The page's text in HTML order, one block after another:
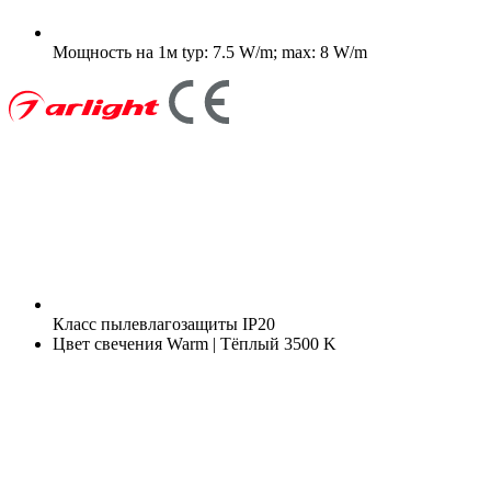
Мощность на 1м typ: 7.5 W/m; max: 8 W/m
Класс пылевлагозащиты IP20
Цвет свечения Warm | Тёплый 3500 K